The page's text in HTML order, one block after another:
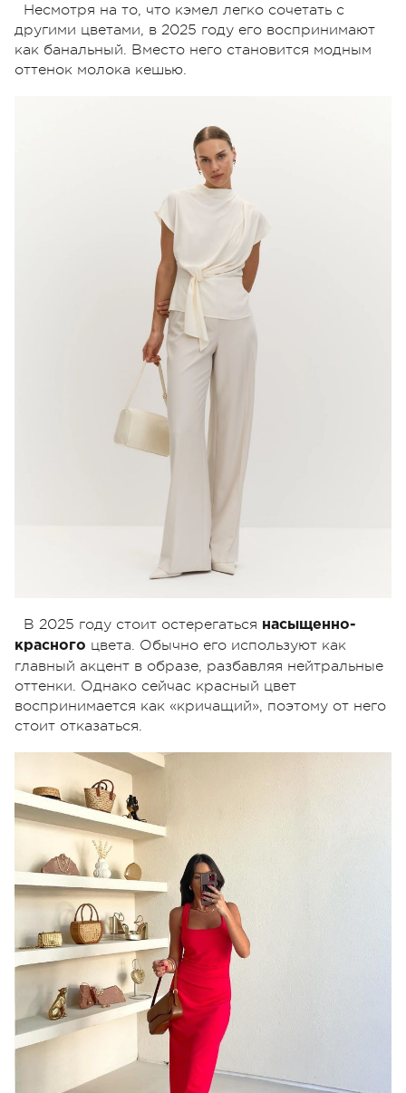
Несмотря на то, что кэмел легко сочетать с
другими цветами, в 2025 году его воспринимают
как банальный. Вместо него становится модным
оттенок молока кешью.
В 2025 году стоит остерегаться насыщенно-
красного цвета. Обычно его используют как
главный акцент в образе, разбавляя нейтральные
оттенки. Однако сейчас красный цвет
воспринимается как «кричащий», поэтому от него
стоит отказаться.